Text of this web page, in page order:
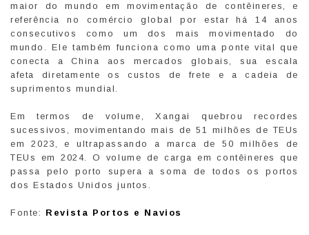
maior do mundo em movimentação de contêineres, e
referência no comércio global por estar há 14 anos
consecutivos como um dos mais movimentado do
mundo. Ele também funciona como uma ponte vital que
conecta a China aos mercados globais, sua escala
afeta diretamente os custos de frete e a cadeia de
suprimentos mundial.
Em termos de volume, Xangai quebrou recordes
sucessivos, movimentando mais de 51 milhões de TEUs
em 2023, e ultrapassando a marca de 50 milhões de
TEUs em 2024. O volume de carga em contêineres que
passa pelo porto supera a soma de todos os portos
dos Estados Unidos juntos.
Fonte: Revista Portos e Navios